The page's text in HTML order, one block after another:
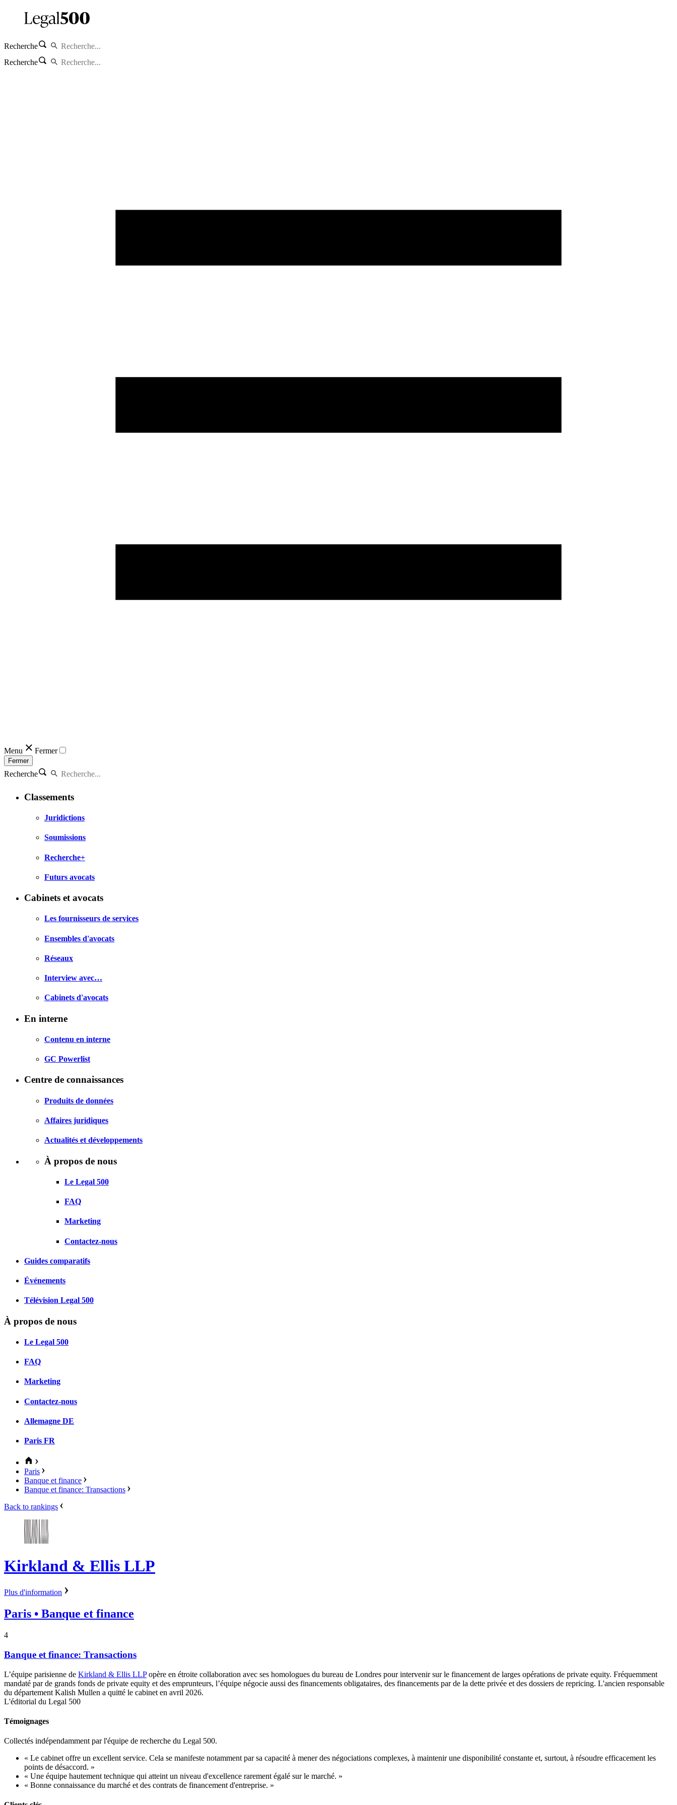
Recherche
Recherche
Menu Fermer
Fermer
Recherche
Classements
Juridictions
Soumissions
Recherche+
Futurs avocats
Cabinets et avocats
Les fournisseurs de services
Ensembles d'avocats
Réseaux
Interview avec…
Cabinets d'avocats
En interne
Contenu en interne
GC Powerlist
Centre de connaissances
Produits de données
Affaires juridiques
Actualités et développements
À propos de nous
Le Legal 500
FAQ
Marketing
Contactez-nous
Guides comparatifs
Événements
Télévision Legal 500
À propos de nous
Le Legal 500
FAQ
Marketing
Contactez-nous
Allemagne DE
Paris FR
Paris
Banque et finance
Banque et finance: Transactions
Back to rankings
Kirkland & Ellis LLP
Plus d'information
Paris • Banque et finance
4
Banque et finance: Transactions
L’équipe parisienne de Kirkland & Ellis LLPopère en étroite collaboration avec ses homologues du bureau de Londres pour intervenir sur le financement de larges opérations de private equity. Fréquemment
mandaté par de grands fonds de private equity et des emprunteurs, l’équipe négocie aussi des financements obligataires, des financements par de la dette privée et des dossiers de repricing. L'ancien responsable
du département Kalish Mullen a quitté le cabinet en avril 2026.
L'éditorial du Legal 500
Témoignages
Collectés indépendamment par l'équipe de recherche du Legal 500.
« Le cabinet offre un excellent service. Cela se manifeste notamment par sa capacité à mener des négociations complexes, à maintenir une disponibilité constante et, surtout, à résoudre efficacement les
points de désaccord. »
« Une équipe hautement technique qui atteint un niveau d'excellence rarement égalé sur le marché. »
« Bonne connaissance du marché et des contrats de financement d'entreprise. »